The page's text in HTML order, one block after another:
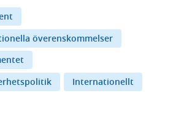
överenskommelser
Internationellt